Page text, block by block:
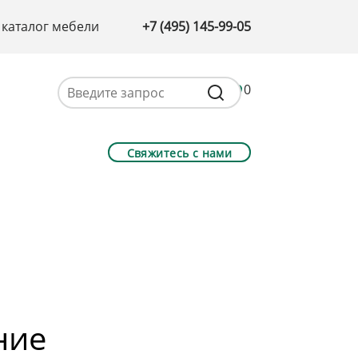
мебели +7 (495) 145-99-05
0
Свяжитесь с нами